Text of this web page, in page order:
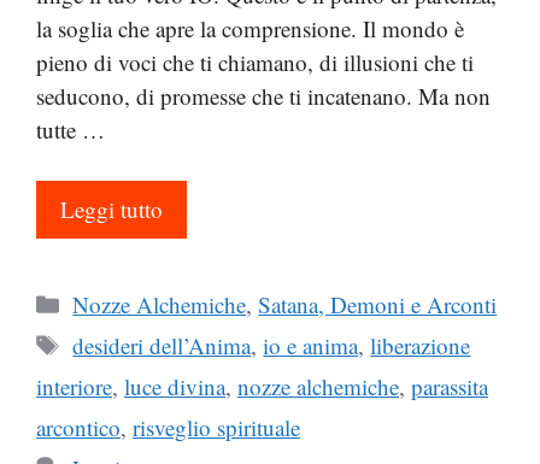
la soglia che apre la comprensione. Il mondo è
pieno di voci che ti chiamano, di illusioni che ti
seducono, di promesse che ti incatenano. Ma non
tutte …
Leggi tutto
Categorie
Nozze Alchemiche,Satana, Demoni e Arconti
Tag
desideri dell’Anima,io e anima,liberazione
interiore, luce divina, nozze alchemiche, parassita
arcontico, risveglio spirituale